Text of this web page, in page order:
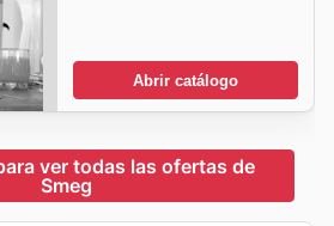
Abrir catálogo
ver todas las ofertas de
Smeg